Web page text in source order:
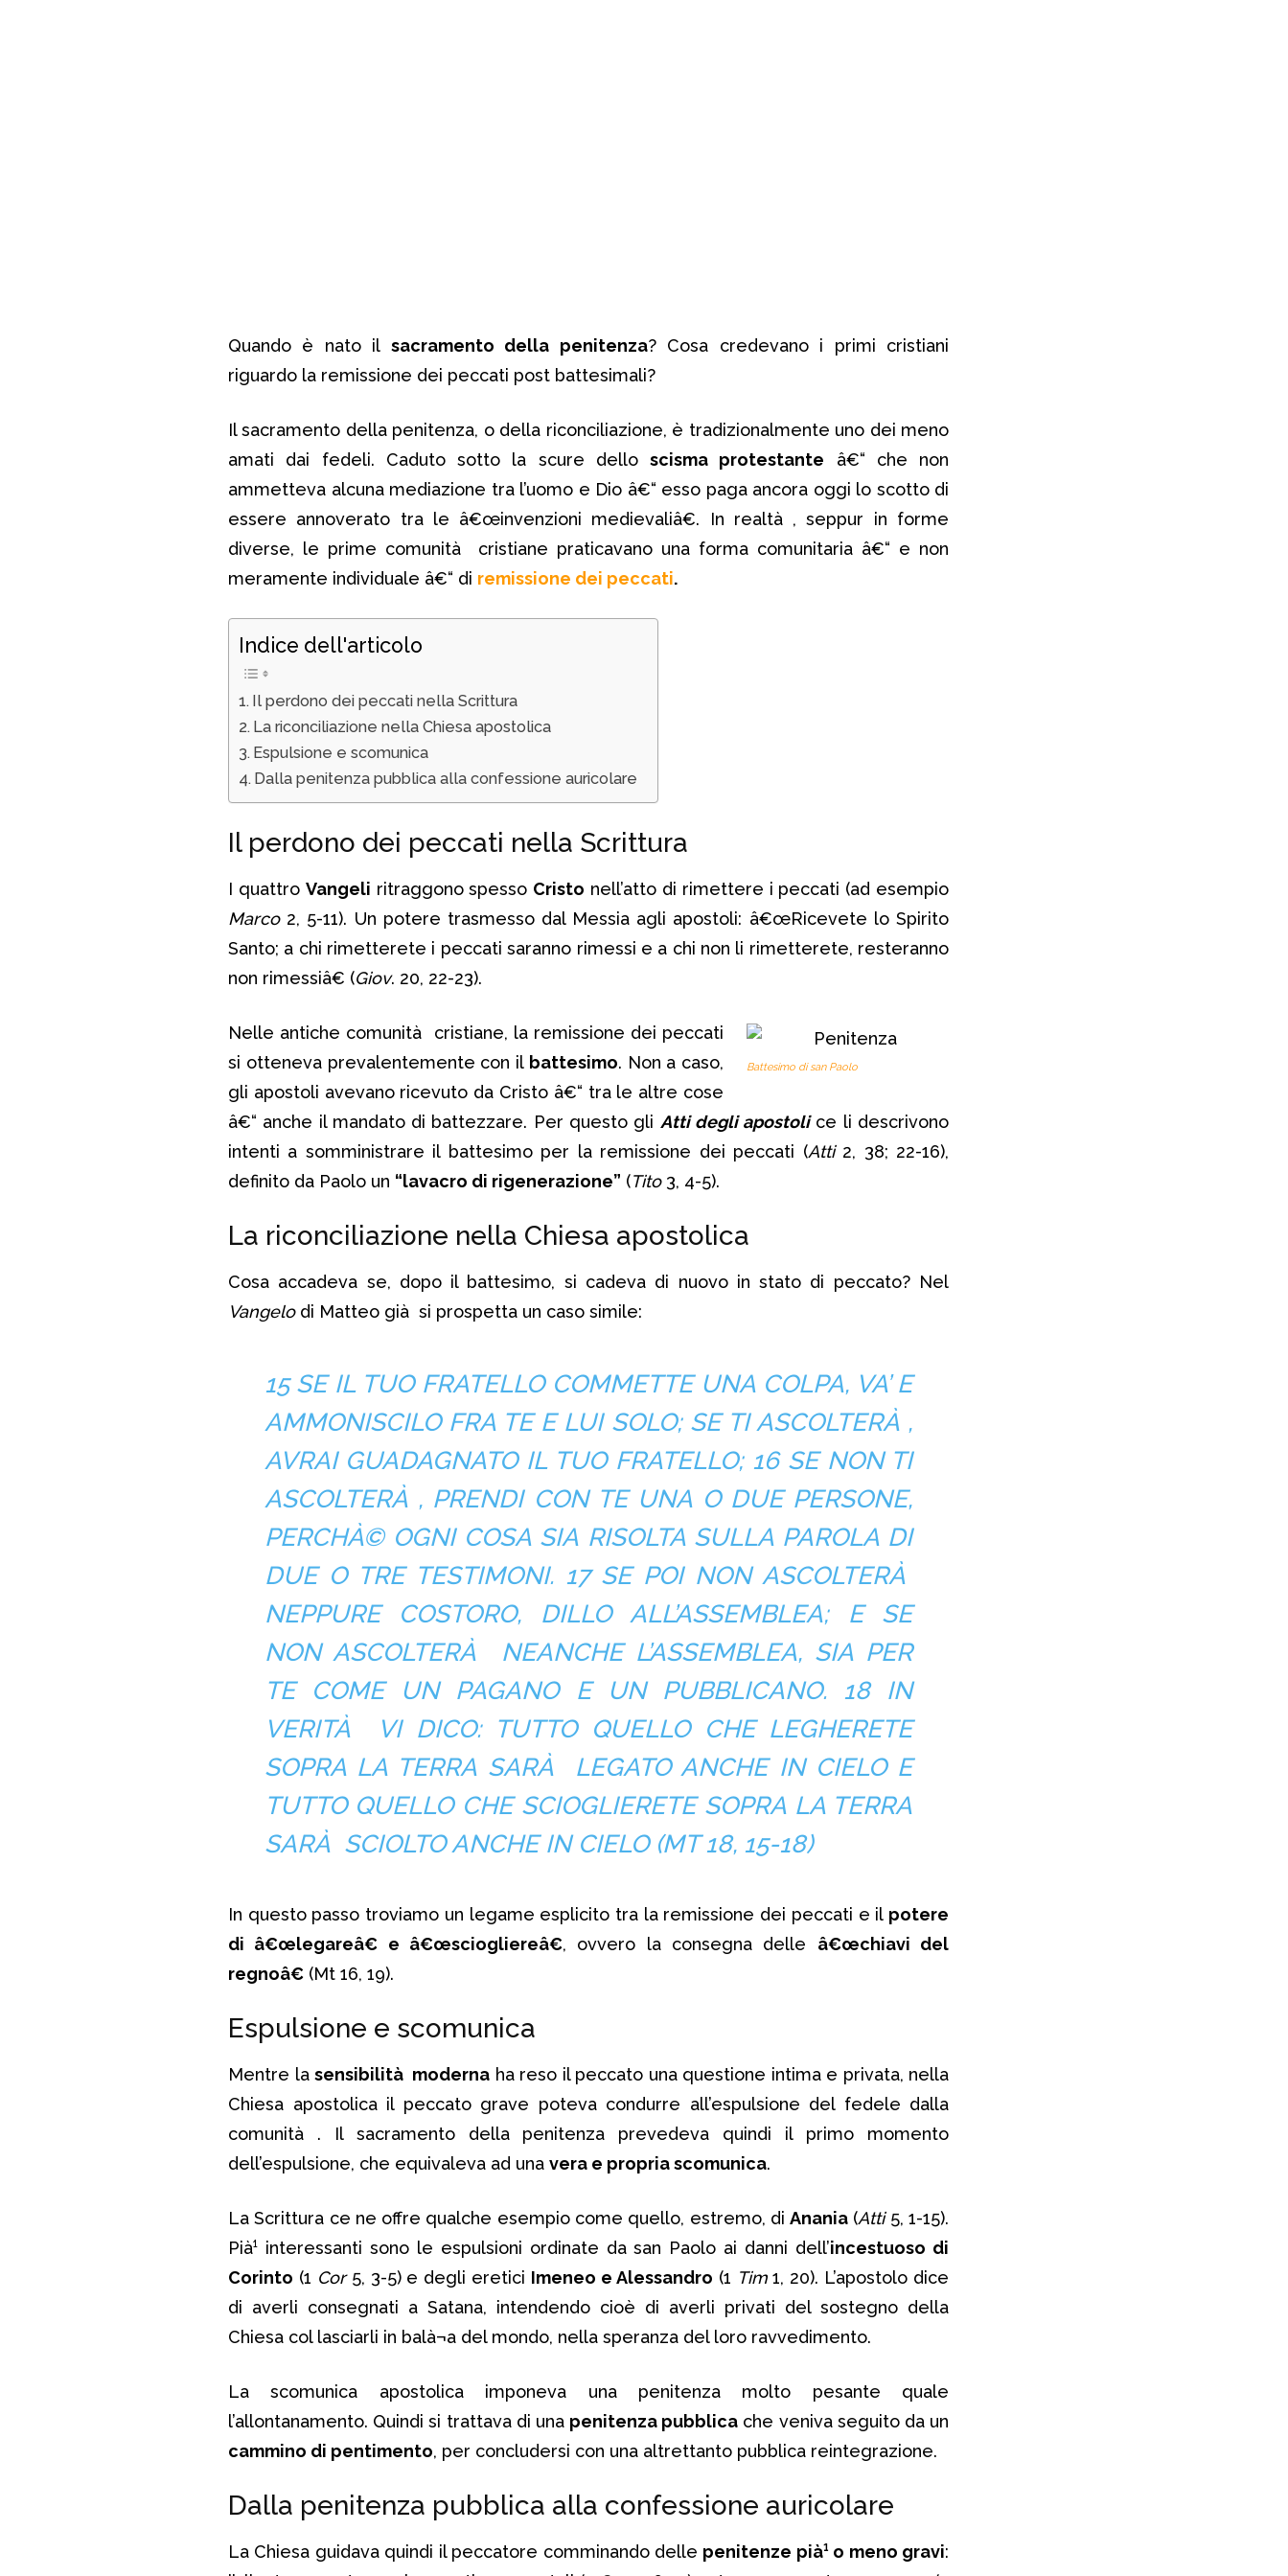
Quando è nato il sacramento della penitenza? Cosa credevano i primi cristiani
riguardo la remissione dei peccati post battesimali?
Il sacramento della penitenza, o della riconciliazione, è tradizionalmente uno dei meno
amati dai fedeli. Caduto sotto la scure dello scisma protestante â€“ che non
ammetteva alcuna mediazione tra l’uomo e Dio â€“ esso paga ancora oggi lo scotto di
essere annoverato tra le â€œinvenzioni medievaliâ€. In realtà , seppur in forme
diverse, le prime comunità cristiane praticavano una forma comunitaria â€“ e non
meramente individuale â€“ di remissione dei peccati.
Indice dell'articolo
Il perdono dei peccati nella Scrittura
La riconciliazione nella Chiesa apostolica
Espulsione e scomunica
Dalla penitenza pubblica alla confessione auricolare
Il perdono dei peccati nella Scrittura
I quattro Vangeli ritraggono spesso Cristo nell’atto di rimettere i peccati (ad esempio
Marco2, 5-11). Un potere trasmesso dal Messia agli apostoli: â€œRicevete lo Spirito
Santo; a chi rimetterete i peccati saranno rimessi e a chi non li rimetterete, resteranno
non rimessiâ€ (Giov. 20, 22-23).
Battesimo di san Paolo
Nelle antiche comunità cristiane, la remissione dei peccati
si otteneva prevalentemente con il battesimo. Non a caso,
gli apostoli avevano ricevuto da Cristo â€“ tra le altre cose
â€“ anche il mandato di battezzare. Per questo gli Atti degli apostolice li descrivono
intenti a somministrare il battesimo per la remissione dei peccati (Atti2, 38; 22-16),
definito da Paolo un “lavacro di rigenerazione” (Tito3, 4-5).
La riconciliazione nella Chiesa apostolica
Cosa accadeva se, dopo il battesimo, si cadeva di nuovo in stato di peccato? Nel
Vangelodi Matteo già si prospetta un caso simile:
15 SE IL TUO FRATELLO COMMETTE UNA COLPA, VA’ E
AMMONISCILO FRA TE E LUI SOLO; SE TI ASCOLTERÀ ,
AVRAI GUADAGNATO IL TUO FRATELLO; 16 SE NON TI
ASCOLTERÀ , PRENDI CON TE UNA O DUE PERSONE,
PERCHÀ© OGNI COSA SIA RISOLTA SULLA PAROLA DI
DUE O TRE TESTIMONI. 17 SE POI NON ASCOLTERÀ
NEPPURE COSTORO, DILLO ALL’ASSEMBLEA; E SE
NON ASCOLTERÀ NEANCHE L’ASSEMBLEA, SIA PER
TE COME UN PAGANO E UN PUBBLICANO. 18 IN
VERITÀ VI DICO: TUTTO QUELLO CHE LEGHERETE
SOPRA LA TERRA SARÀ LEGATO ANCHE IN CIELO E
TUTTO QUELLO CHE SCIOGLIERETE SOPRA LA TERRA
SARÀ SCIOLTO ANCHE IN CIELO (MT18, 15-18)
In questo passo troviamo un legame esplicito tra la remissione dei peccati e il potere
di â€œlegareâ€ e â€œsciogliereâ€, ovvero la consegna delle â€œchiavi del
regnoâ€ (Mt 16, 19).
Espulsione e scomunica
Mentre la sensibilità moderna ha reso il peccato una questione intima e privata, nella
Chiesa apostolica il peccato grave poteva condurre all’espulsione del fedele dalla
comunità . Il sacramento della penitenza prevedeva quindi il primo momento
dell’espulsione, che equivaleva ad una vera e propria scomunica.
La Scrittura ce ne offre qualche esempio come quello, estremo, diAnania (Atti5, 1-15).
Pià¹ interessanti sono le espulsioni ordinate da san Paolo ai danni dell’incestuoso di
Corinto (1 Cor5, 3-5) e degli eretici Imeneo e Alessandro (1 Tim1, 20). L’apostolo dice
di averli consegnati a Satana, intendendo cioè di averli privati del sostegno della
Chiesa col lasciarli in balà¬a del mondo, nella speranza del loro ravvedimento.
La scomunica apostolica imponeva una penitenza molto pesante quale
l’allontanamento. Quindi si trattava di una penitenza pubblica che veniva seguito da un
cammino di pentimento, per concludersi con una altrettanto pubblica reintegrazione.
Dalla penitenza pubblica alla confessione auricolare
La Chiesa guidava quindi il peccatore comminando delle penitenze pià¹ o meno gravi: